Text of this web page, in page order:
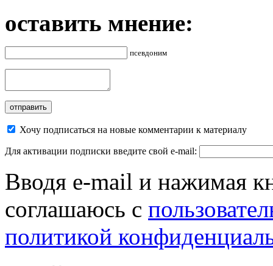
оставить мнение:
псевдоним
Хочу подписаться на новые комментарии к материалу
Для активации подписки введите свой e-mail:
Вводя e-mail и нажимая
соглашаюсь с
политикой